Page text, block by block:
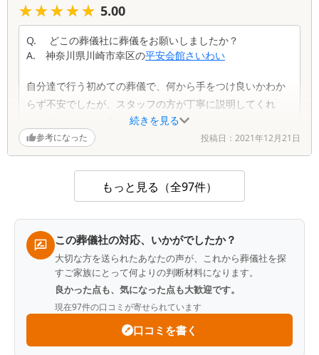
続きを見る
★★★★★
★★★★★ 5.00
Q.
どこの葬儀社に葬儀をお願いしましたか？
A. 神奈川県川崎市幸区の平安会館さいわい
自分達で行う初めての葬儀で、何から手をつけ良いかわか
らず不安でしたが、スタッフの方が丁寧に説明してくれ
て、何とか終える事が出来ました。
参考になった 投稿日： 2021年12月21日
もっと見る（全97件）
この葬儀社の対応、いかがでしたか？
大切な方を送られたあなたの声が、これから葬儀社を探
すご家族にとって何よりの判断材料になります。
良かった点も、気になった点も大歓迎です。
現在97件の口コミが寄せられています
口コミを書く